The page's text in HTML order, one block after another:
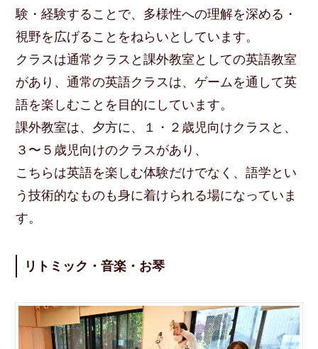
験・経験することで、多様性への理解を深める・
視野を広げることをねらいとしています。
クラスは通常クラスと課外教室としての英語教室
があり、通常の英語クラスは、ゲームを通して英
語を楽しむことを目的にしています。
課外教室は、夕方に、１・２歳児向けクラスと、
３〜５歳児向けのクラスがあり、
こちらは英語を楽しむ体験だけでなく、語学とい
う技術的なものも身に着けられる場になっていま
す。
リトミック・音楽・お琴